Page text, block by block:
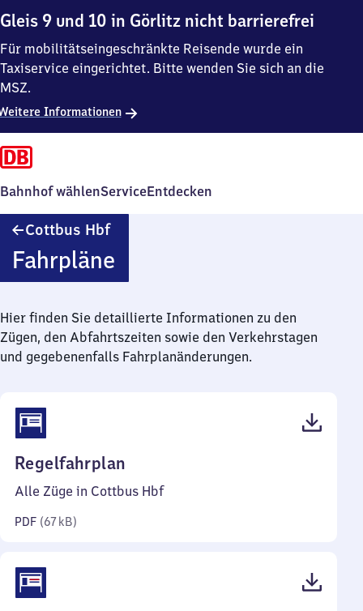
Gleis 9 und 10 in Görlitz nicht barrierefrei
Für mobilitätseingeschränkte Reisende wurde ein
Taxiservice eingerichtet. Bitte wenden Sie sich an die
MSZ.
Informationen
Bahnhof wählenServiceEntdecken
Cottbus HbfCottbus
Fahrpläne
Hier finden Sie detaillierte Informationen zu den
Zügen, den Abfahrtszeiten sowie den Verkehrstagen
und gegebenenfalls Fahrplanänderungen.
Regelfahrplan
67
Alle Züge in Cottbus Hbf
PDF (67 kB)